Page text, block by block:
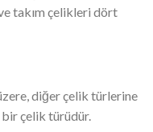
takım çelikleri dört
diğer çelik türlerine
çelik türüdür.